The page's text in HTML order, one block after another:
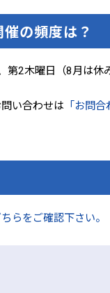
催の頻度は？
第2木曜日（8月は休
い合わせは 「お問
らをご確認下さい。